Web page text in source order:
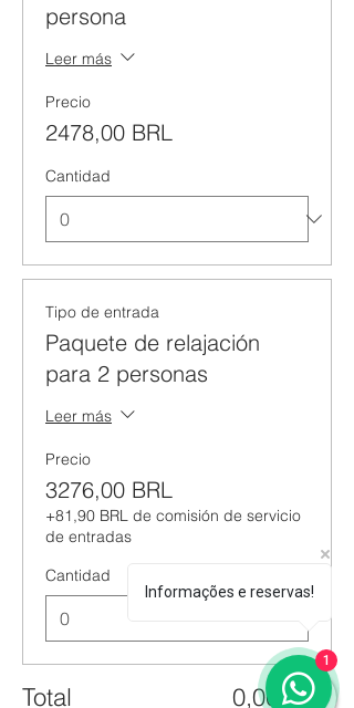
persona
Leer más
Precio
2478,00 BRL
Cantidad
Tipo de entrada
Paquete de relajación
para 2 personas
Leer más
Precio
3276,00 BRL
+81,90 BRL de comisión de servicio
de entradas
Cantidad
Total 0,00 BRL
Informações e reservas!
1